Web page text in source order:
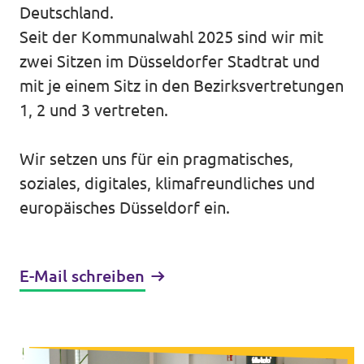
Volt Deutschland Merchandise Shop
Unsere Events
Startseite Volt Düsseldorf
Mach mit!
Volt DUS Hochschulgruppe
komm vorbei!
Deutschland.
Seit der Kommunalwahl 2025 sind wir mit
zwei Sitzen im Düsseldorfer Stadtrat und
mit je einem Sitz in den Bezirksvertretungen
1, 2 und 3 vertreten.
Wir setzen uns für ein pragmatisches,
soziales, digitales, klimafreundliches und
europäisches Düsseldorf ein.
E-Mail schreiben